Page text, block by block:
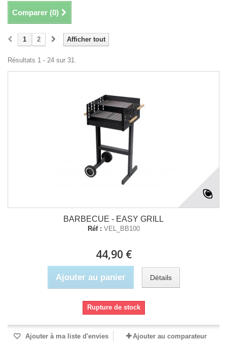
Comparer (0)
Afficher tout
1 2
Résultats 1 - 24 sur 31.
BARBECUE - EASY GRILL
Réf : VEL_BB100
44,90 €
Ajouter au panier Détails
Rupture de stock
Ajouter à ma liste d'envies Ajouter au comparateur